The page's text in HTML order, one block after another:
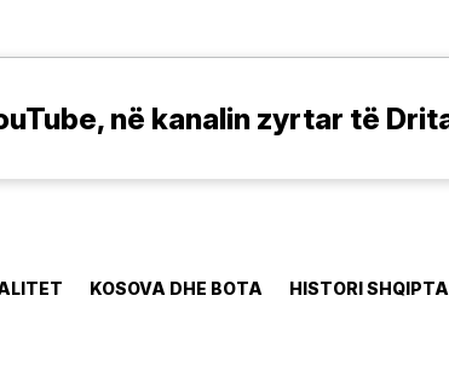
në kanalin zyrtar të
KOSOVA DHE BOTA HISTORI